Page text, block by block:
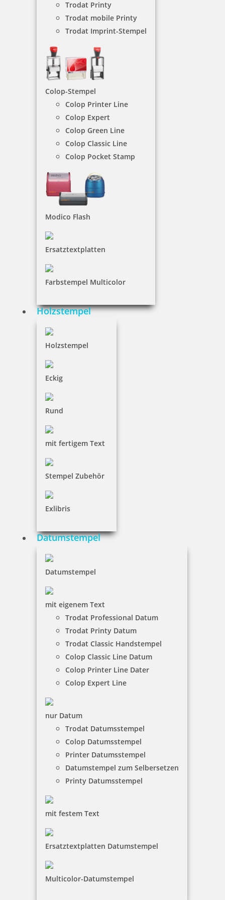
Trodat Printy
Trodat mobile Printy
Trodat Imprint-Stempel
Colop-Stempel
Colop Printer Line
Colop Expert
Colop Green Line
Colop Classic Line
Colop Pocket Stamp
Modico Flash
Ersatztextplatten
Farbstempel Multicolor
Holzstempel
Holzstempel
Eckig
Rund
mit fertigem Text
Stempel Zubehör
Exlibris
Datumstempel
Datumstempel
mit eigenem Text
Trodat Professional Datum
Trodat Printy Datum
Trodat Classic Handstempel
Colop Classic Line Datum
Colop Printer Line Dater
Colop Expert Line
nur Datum
Trodat Datumsstempel
Colop Datumsstempel
Printer Datumsstempel
Datumstempel zum Selbersetzen
Printy Datumsstempel
mit festem Text
Ersatztextplatten Datumstempel
Multicolor-Datumstempel
oder auch zu Hause – der praktische
Löschschwamm sorgt für fröhliche Farbakzente am
Arbeitsplatz, wie im schulischen und privaten
NACH WUNSCHSTEMPEL FILTERN
€-
4 Artikel in der Kategorie
trodat magnetischer Whiteboard Schwamm blau
trodat magnetischer Whiteboard Schwamm gelb
3,20 €
trodat magnetischer Whiteboard Schwamm grün
3,20 €
trodat magnetischer Whiteboard Schwamm rot
3,20 €